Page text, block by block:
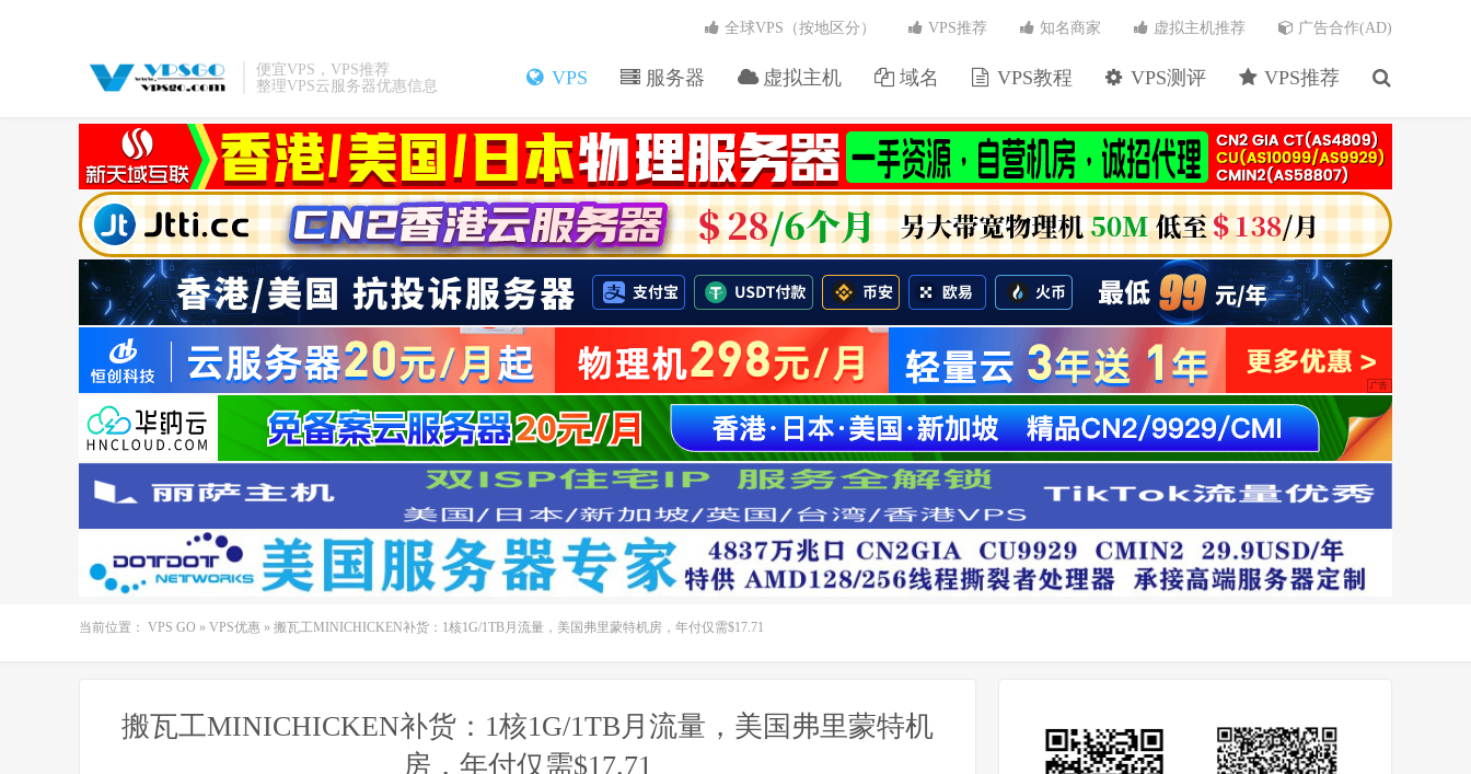
便宜VPS，VPS推荐
整理VPS云服务器优惠信息
VPS 服务器 虚拟主机 域名 VPS教程 VPS测评 VPS推荐
全球VPS（按地区分） VPS推荐 知名商家 虚拟主机推荐 广告合作(AD)
当前位置： VPS GO » VPS优惠 » 搬瓦工MINICHICKEN补货：1核1G/1TB月流量，美国弗里蒙特机房，年付仅需$17.71
搬瓦工MINICHICKEN补货：1核1G/1TB月流量，美国弗里蒙特机
房，年付仅需$17.71